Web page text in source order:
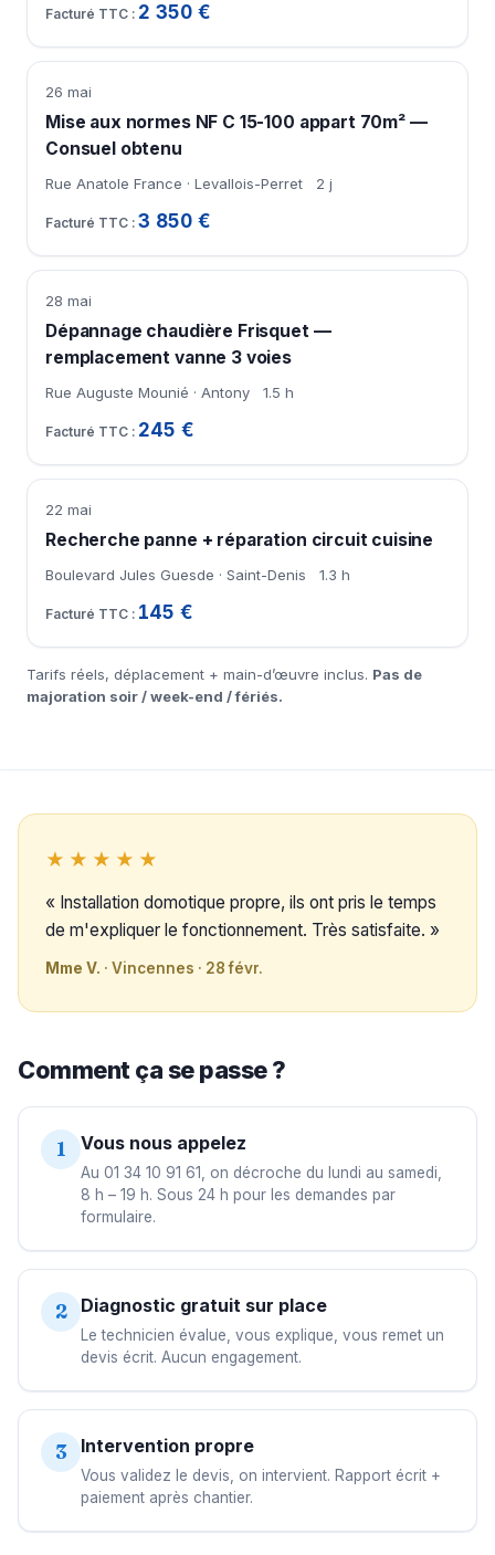
2 350 €
26 mai
Mise aux normes NF C 15-100 appart 70m² —
Consuel obtenu
Rue Anatole France · Levallois-Perret 2 j
3 850 €
28 mai
Dépannage chaudière Frisquet —
remplacement vanne 3 voies
Rue Auguste Mounié · Antony 1.5 h
245 €
22 mai
Recherche panne + réparation circuit cuisine
Boulevard Jules Guesde · Saint-Denis 1.3 h
145 €
Tarifs réels, déplacement + main-d’œuvre inclus. Pas de
majoration soir / week-end / fériés.
★★★★★
« Installation domotique propre, ils ont pris le temps
de m'expliquer le fonctionnement. Très satisfaite. »
Mme V. · Vincennes · 28 févr.
Comment ça se passe ?
1 Vous nous appelez
Au 01 34 10 91 61, on décroche du lundi au samedi,
8 h – 19 h. Sous 24 h pour les demandes par
formulaire.
2 Diagnostic gratuit sur place
Le technicien évalue, vous explique, vous remet un
devis écrit. Aucun engagement.
3 Intervention propre
Vous validez le devis, on intervient. Rapport écrit +
paiement après chantier.